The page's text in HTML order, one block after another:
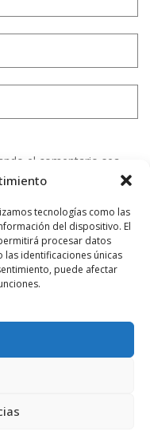
tecnologías como las
del dispositivo. El
procesar datos
identificaciones únicas
puede afectar
el comentario sea
reducir el spam.Aprende
de tus comentarios.